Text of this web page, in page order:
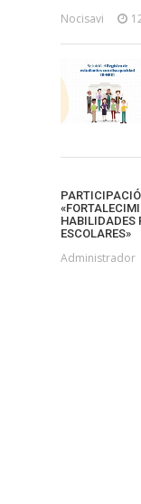
Nocisavi
HABILIDADES
ESCOLARES»
Administrador